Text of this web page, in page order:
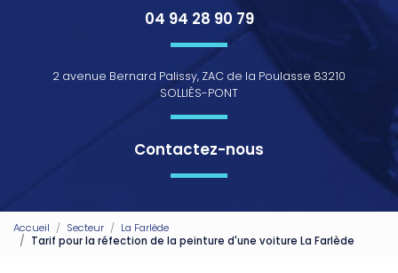
04 94 28 90 79
2 avenue Bernard Palissy, ZAC de la Poulasse 83210
SOLLIÈS-PONT
Contactez-nous
Accueil Secteur
La Farlède
Tarif pour la réfection de la peinture d'une voiture La Farlède